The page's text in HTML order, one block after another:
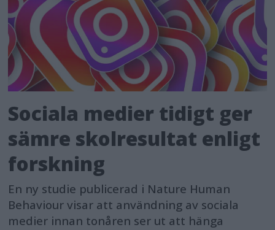
Sociala medier tidigt ger
sämre skolresultat enligt
forskning
En ny studie publicerad i Nature Human
Behaviour visar att användning av sociala
medier innan tonåren ser ut att hänga